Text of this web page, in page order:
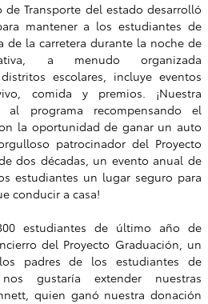
de Transporte del estado desarrolló
mantener a los estudiantes de
de la carretera durante la noche de
a menudo organizada
escolares, incluye eventos
comida y premios. ¡Nuestra
al programa recompensando el
la oportunidad de ganar un auto
patrocinador del Proyecto
dos décadas, un evento anual de
estudiantes un lugar seguro para
conducir a casa!
estudiantes de último año de
del Proyecto Graduación, un
padres de los estudiantes de
gustaría extender nuestras
quien ganó nuestra donación